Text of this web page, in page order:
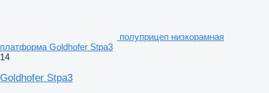
полуприцеп низкорамная
платформа Goldhofer Stpa3
14
Goldhofer Stpa3